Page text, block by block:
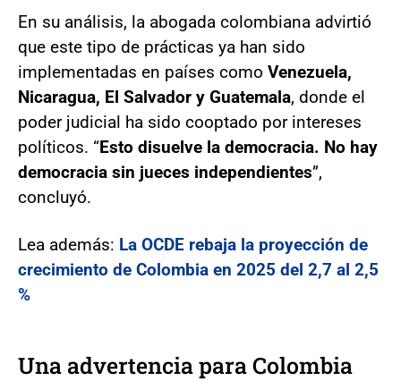
En su análisis, la abogada colombiana advirtió
que este tipo de prácticas ya han sido
implementadas en países como Venezuela,
Nicaragua, El Salvador y Guatemala, donde el
poder judicial ha sido cooptado por intereses
políticos. “Esto disuelve la democracia. No hay
democracia sin jueces independientes”,
concluyó.
Lea además: La OCDE rebaja la proyección de
crecimiento de Colombia en 2025 del 2,7 al 2,5
%
Una advertencia para Colombia